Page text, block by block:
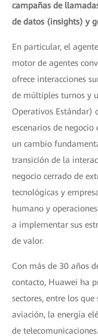
campañas de
de datos (insights) y
En particular, el
motor de agentes
ofrece interacciones
de múltiples turnos y
Operativos Estándar)
escenarios de
un cambio
transición de la
negocio cerrado de
tecnológicas y
humano y
a implementar sus
de valor.
Con más de 30 años
contacto, Huawei ha
sectores, entre los
aviación, la energía
de